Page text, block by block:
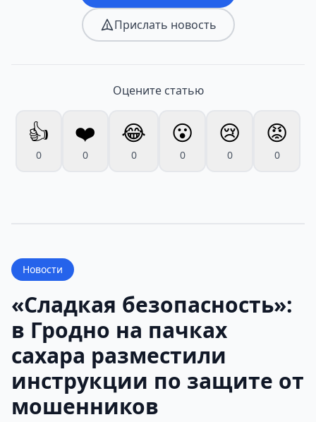
Прислать новость
Оцените статью
👍
0
❤️
0
😂
0
😮
0
😢
0
😡
0
Новости
«Сладкая безопасность»:
в Гродно на пачках
сахара разместили
инструкции по защите от
мошенников